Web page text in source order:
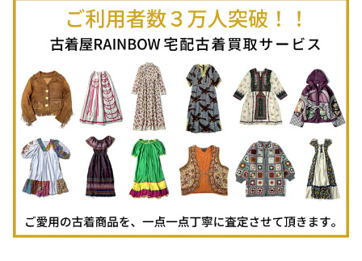
古着長袖ポロシャツ
古着スウェット
古着パーカー
古着タンクトップ
古着羽織り